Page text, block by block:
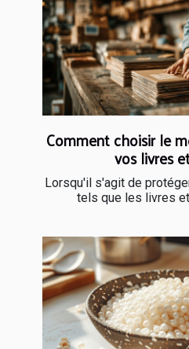
Comment choisir le
vos livres
Lorsqu'il s'agit de
tels que les livres